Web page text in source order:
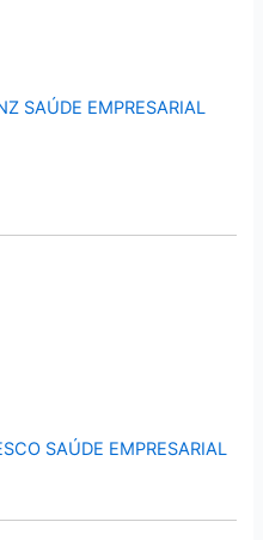
SAÚDE EMPRESARIAL
SAÚDE EMPRESARIAL